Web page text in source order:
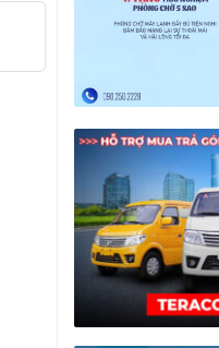
Công Tắc Điều